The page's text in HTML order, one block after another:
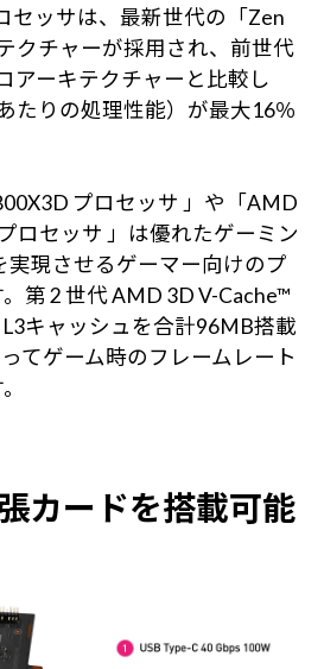
セッサは、最新世代の「Zen
クチャーが採用され、前世代
アーキテクチャーと比較し
たりの処理性能）が最大16％
プロセッサ 」や「AMD
ロセッサ 」は優れたゲーミン
実現させるゲーマー向けのプ
第 2 世代 AMD 3D V-Cache™
キャッシュを合計96MB搭載
てゲーム時のフレームレート
カードを搭載可能